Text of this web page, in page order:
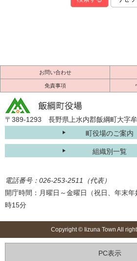
お問い合わせ
免責事項
〒389-1293 長野県上水内郡飯綱町大字
町役場のご案内
組織別一覧
電話番号：026-253-2511（代表）
開庁時間：月曜日～金曜日（祝日、年末
時15分
Copyright © Iizuna Town All
PC表示